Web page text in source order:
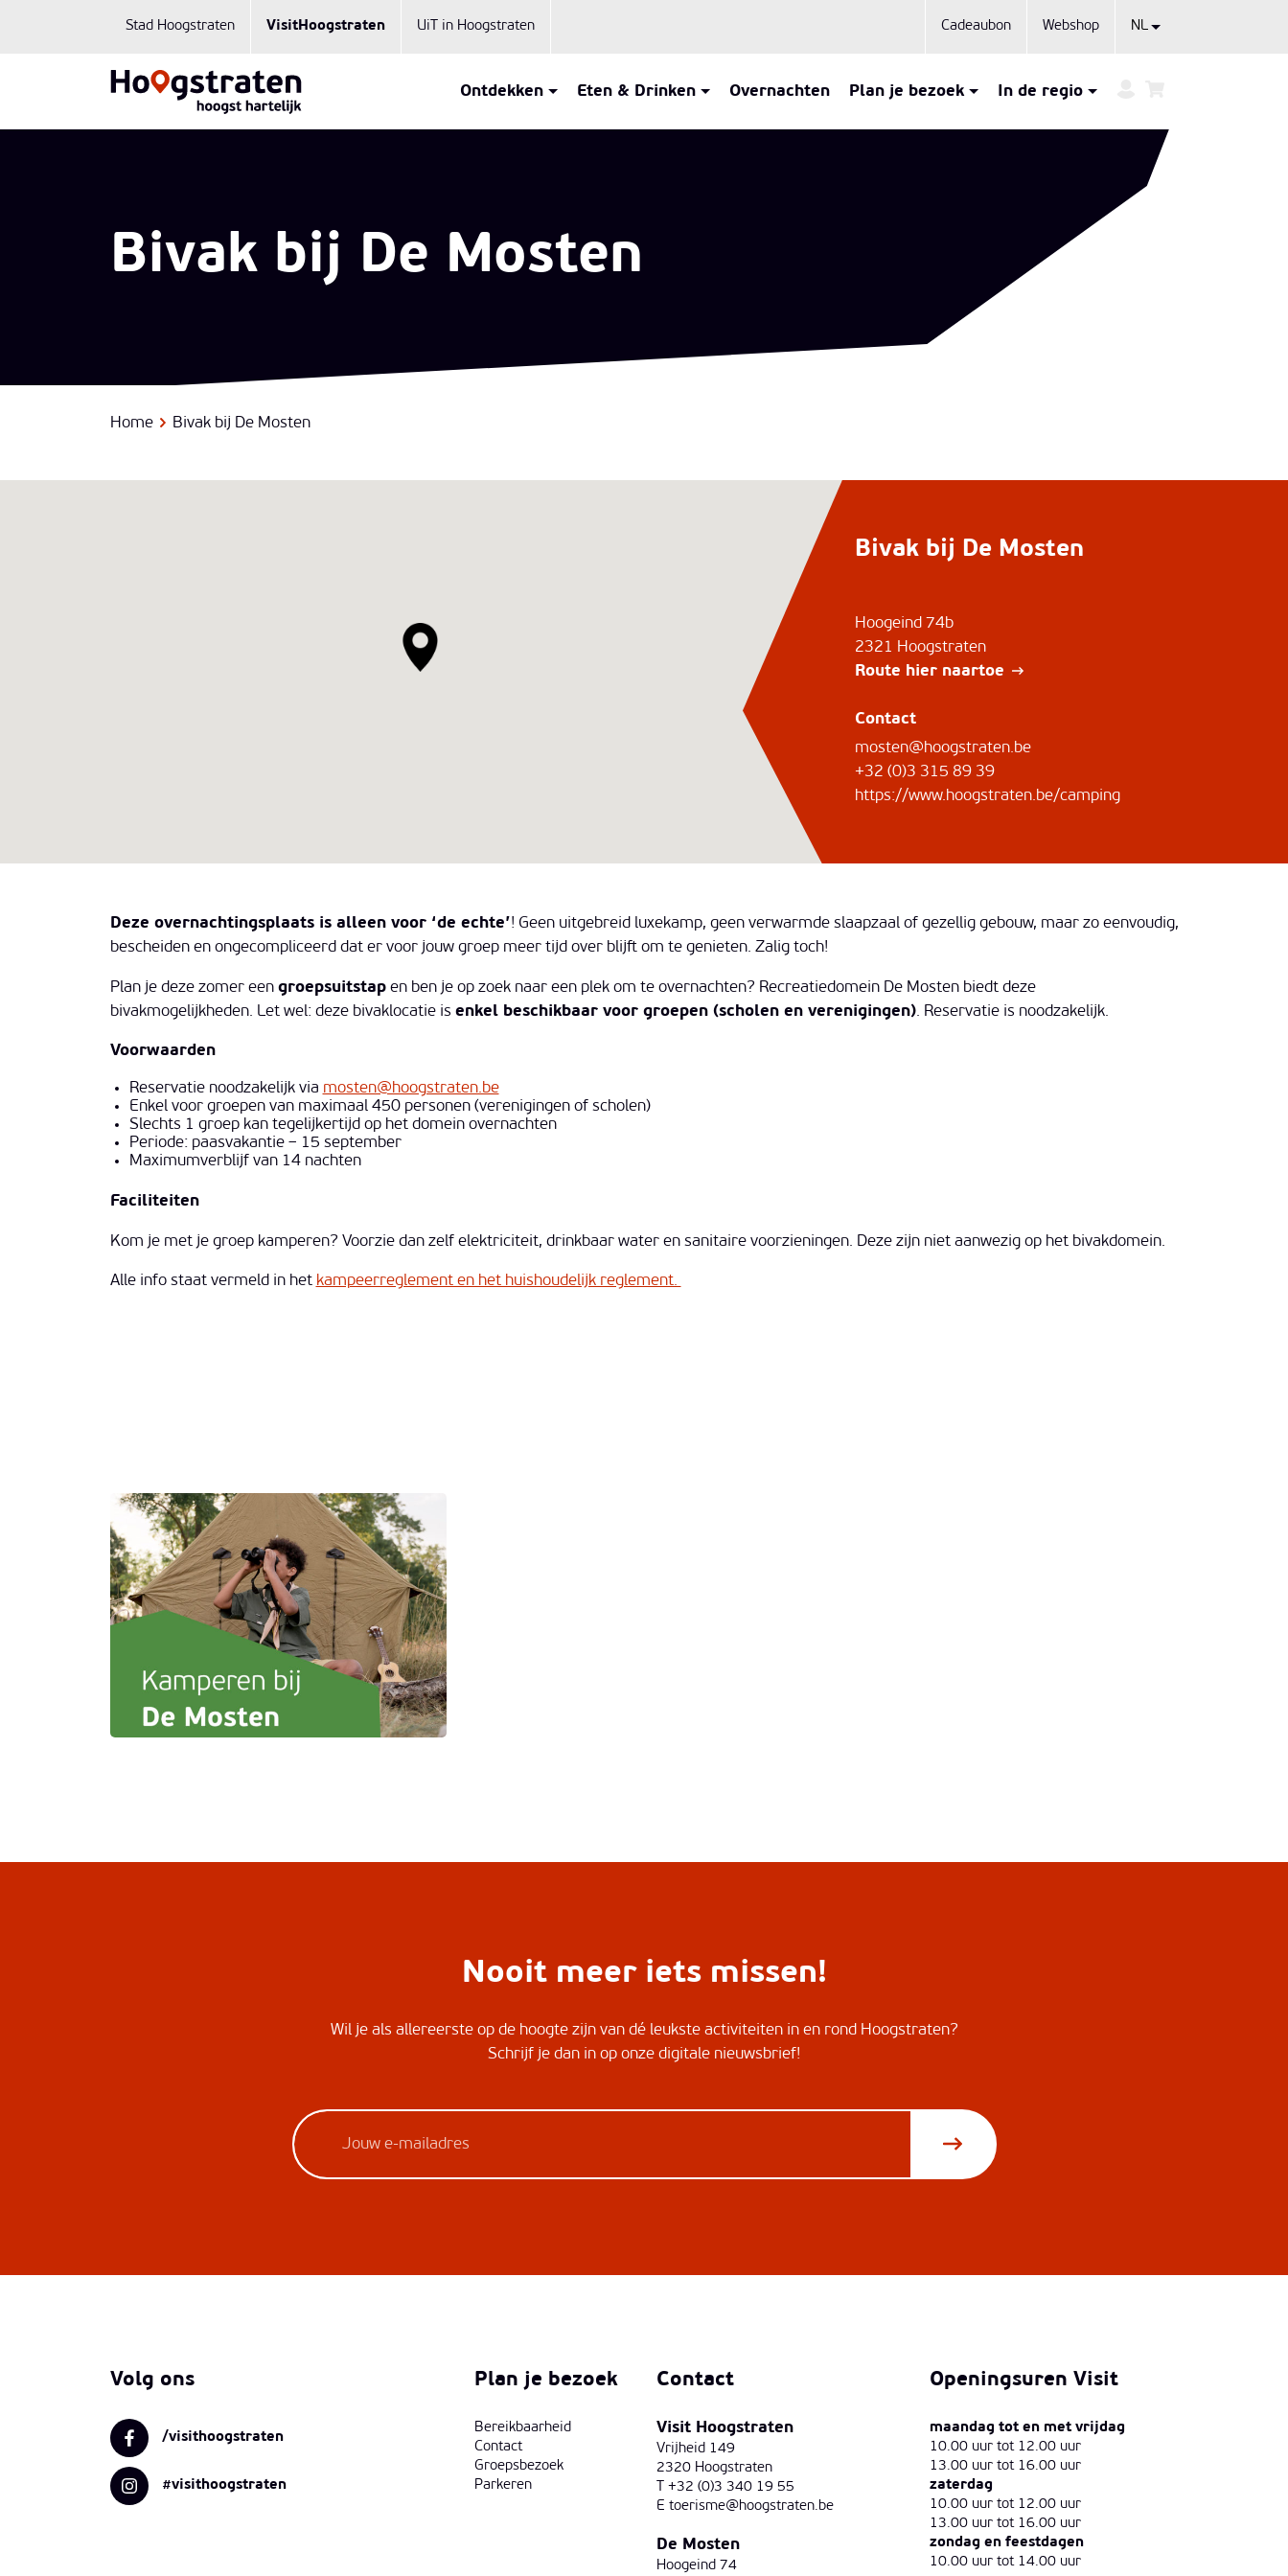
Stad Hoogstraten VisitHoogstraten UiT in Hoogstraten Cadeaubon Webshop
Ontdekken Eten & Drinken Overnachten Plan je bezoek In de regio
Bivak bij De Mosten
Home Bivak bij De Mosten
Bivak bij De Mosten
Hoogeind 74b
2321 Hoogstraten
Route hier naartoe
Contact
mosten@hoogstraten.be
+32 (0)3 315 89 39
https://www.hoogstraten.be/camping
Deze overnachtingsplaats is alleen voor ‘de echte’! Geen uitgebreid luxekamp, geen verwarmde slaapzaal of gezellig gebouw, maar zo eenvoudig,
bescheiden en ongecompliceerd dat er voor jouw groep meer tijd over blijft om te genieten. Zalig toch!
Plan je deze zomer een groepsuitstapen ben je op zoek naar een plek om te overnachten? Recreatiedomein De Mosten biedt deze
bivakmogelijkheden. Let wel: deze bivaklocatie is enkel beschikbaar voor groepen (scholen en verenigingen). Reservatie is noodzakelijk.
Voorwaarden
Reservatie noodzakelijk via mosten@hoogstraten.be
Enkel voor groepen van maximaal 450 personen (verenigingen of scholen)
Slechts 1 groep kan tegelijkertijd op het domein overnachten
Periode: paasvakantie – 15 september
Maximumverblijf van 14 nachten
Faciliteiten
Kom je met je groep kamperen? Voorzie dan zelf elektriciteit, drinkbaar water en sanitaire voorzieningen. Deze zijn niet aanwezig op het bivakdomein.
Alle info staat vermeld in het kampeerreglement en het huishoudelijk reglement.
Nooit meer iets missen!
Wil je als allereerste op de hoogte zijn van dé leukste activiteiten in en rond Hoogstraten?
Schrijf je dan in op onze digitale nieuwsbrief!
Volg ons
/visithoogstraten
#visithoogstraten
Plan je bezoek
Bereikbaarheid
Contact
Groepsbezoek
Parkeren
Contact
Visit Hoogstraten
Vrijheid 149
2320 Hoogstraten
T +32 (0)3 340 19 55
E toerisme@hoogstraten.be
De Mosten
Hoogeind 74
Openingsuren Visit
maandag tot en met vrijdag
10.00 uur tot 12.00 uur
13.00 uur tot 16.00 uur
zaterdag
10.00 uur tot 12.00 uur
13.00 uur tot 16.00 uur
zondag en feestdagen
10.00 uur tot 14.00 uur